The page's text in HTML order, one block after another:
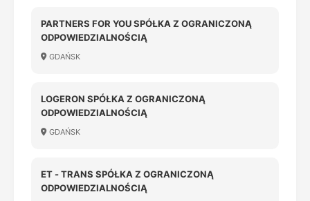
PARTNERS FOR YOU SPÓŁKA Z OGRANICZONĄ
ODPOWIEDZIALNOŚCIĄ
GDAŃSK
LOGERON SPÓŁKA Z OGRANICZONĄ
ODPOWIEDZIALNOŚCIĄ
GDAŃSK
ET - TRANS SPÓŁKA Z OGRANICZONĄ
ODPOWIEDZIALNOŚCIĄ